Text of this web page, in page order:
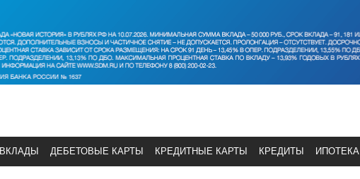
ВКЛАДЫ ДЕБЕТОВЫЕ КАРТЫ КРЕДИТНЫЕ КАРТЫ КРЕДИТЫ ИПОТЕКА